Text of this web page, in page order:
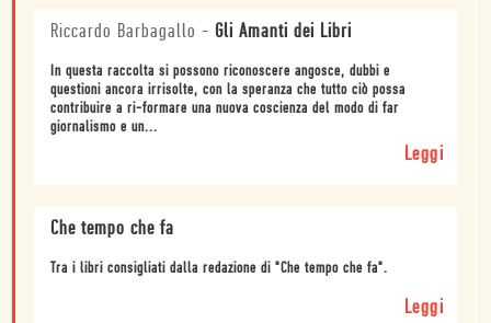
Riccardo Barbagallo - Gli Amanti dei Libri
In questa raccolta si possono riconoscere angosce, dubbi e
questioni ancora irrisolte, con la speranza che tutto ciò possa
contribuire a ri-formare una nuova coscienza del modo di far
giornalismo e un...
Leggi
Che tempo che fa
Tra i libri consigliati dalla redazione di "Che tempo che fa".
Leggi